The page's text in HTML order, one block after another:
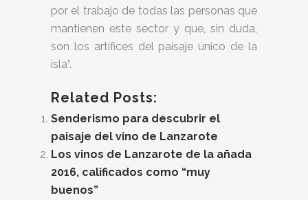
por el trabajo de todas las personas que
mantienen este sector y que, sin duda,
son los artífices del paisaje único de la
isla”.
Related Posts:
Senderismo para descubrir el
paisaje del vino de Lanzarote
Los vinos de Lanzarote de la añada
2016, calificados como “muy
buenos”